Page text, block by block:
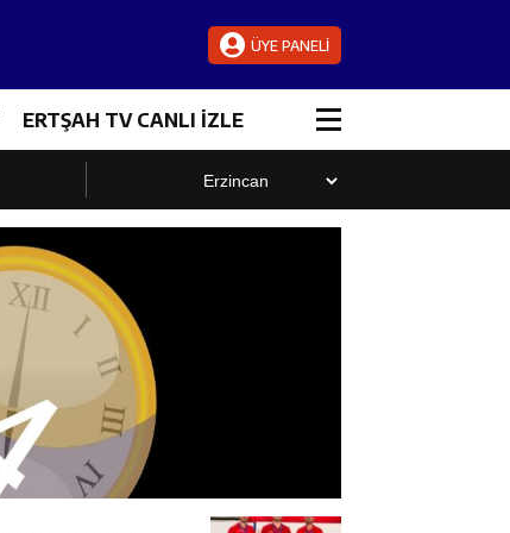
ÜYE PANELİ
ERTŞAH TV CANLI İZLE